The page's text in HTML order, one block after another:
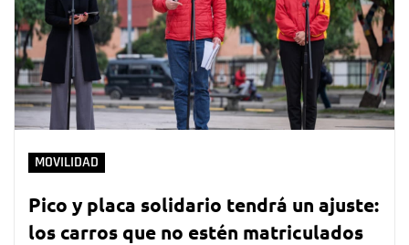
MOVILIDAD
Pico y placa solidario tendrá un ajuste:
los carros que no estén matriculados